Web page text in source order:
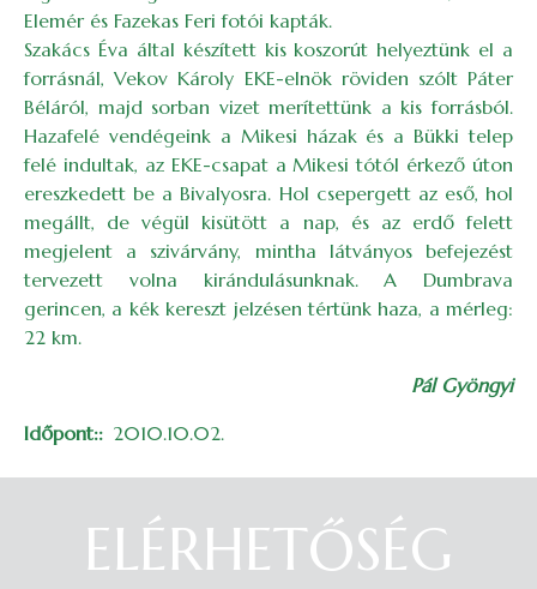
Elemér és Fazekas Feri fotói kapták.
Szakács Éva által készített kis koszorút helyeztünk el a
forrásnál, Vekov Károly EKE-elnök röviden szólt Páter
Béláról, majd sorban vizet merítettünk a kis forrásból.
Hazafelé vendégeink a Mikesi házak és a Bükki telep
felé indultak, az EKE-csapat a Mikesi tótól érkező úton
ereszkedett be a Bivalyosra. Hol csepergett az eső, hol
megállt, de végül kisütött a nap, és az erdő felett
megjelent a szivárvány, mintha látványos befejezést
tervezett volna kirándulásunknak. A Dumbrava
gerincen, a kék kereszt jelzésen tértünk haza, a mérleg:
22 km.
Pál Gyöngyi
Időpont:
2010.10.02.
ELÉRHETŐSÉG